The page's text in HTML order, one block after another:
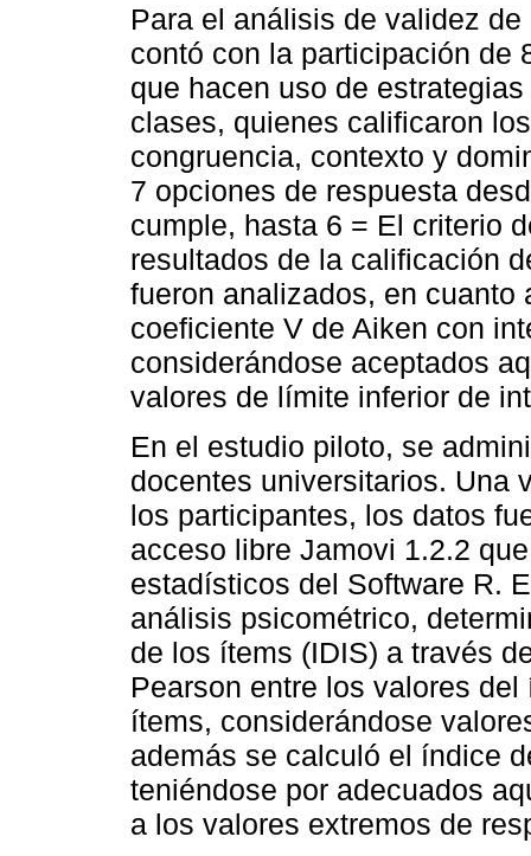
Para el análisis de validez
contó con la participación de
que hacen uso de
clases, quienes calificaron
congruencia, contexto y
7 opciones de respuesta
cumple, hasta 6 = El criterio
resultados de la calificación
fueron analizados, en
coeficiente V de Aiken con
considerándose aceptados
valores de límite inferior de
En el estudio piloto, se
docentes universitarios. Una
los participantes, los datos
acceso libre Jamovi 1.2.2
estadísticos del Software R.
análisis psicométrico,
de los ítems (IDIS) a través
Pearson entre los valores
ítems, considerándose
además se calculó el índice
teniéndose por adecuados
a los valores extremos de